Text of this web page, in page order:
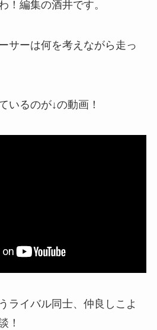
！編集の酒井です。
サーは何を考えながら走っ
いるのが↓の動画！
ライバル同士、仲良しこよ
！